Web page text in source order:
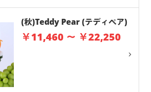
(秋)Teddy Pear (テディペア)
￥11,460 ～ ￥22,250